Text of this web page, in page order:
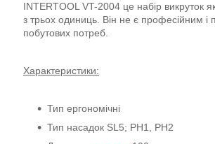
INTERTOOL VT-2004 це набір викруток
з трьох одиниць. Він не є професійним і
побутових потреб.
Характеристики:
Тип ергономічні
Тип насадок SL5; PH1, PH2